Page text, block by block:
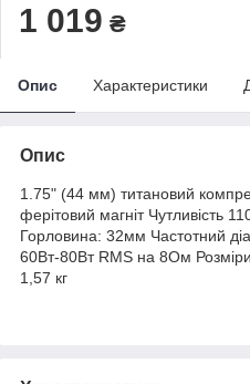
1 019 ₴
Опис Характеристики
Опис
1.75" (44 мм) титановий
ферітовий магніт Чутливість
Горловина: 32мм Частотний
60Вт-80Вт RMS на 8Ом
1,57 кг